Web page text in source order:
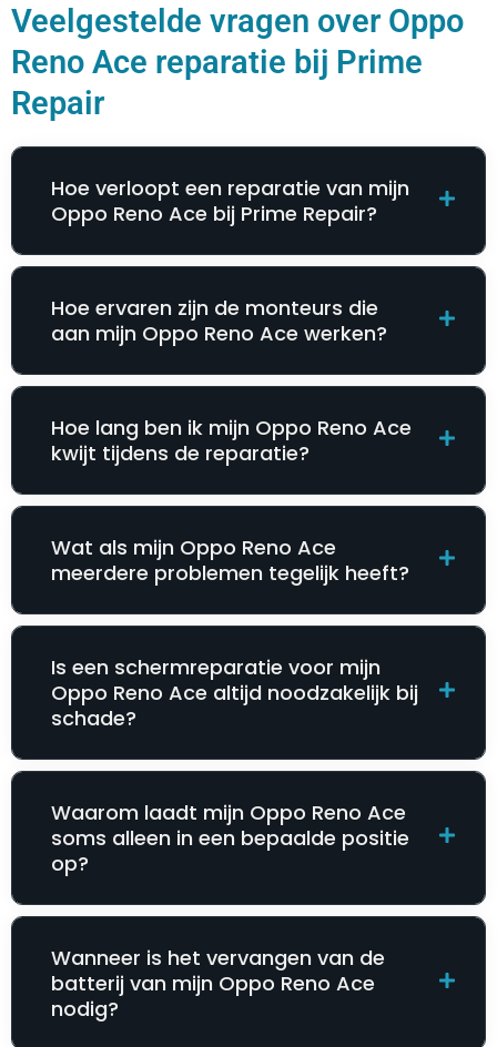
Veelgestelde vragen over Oppo
Reno Ace reparatie bij Prime
Repair
Hoe verloopt een reparatie van mijn
Oppo Reno Ace bij Prime Repair?
Hoe ervaren zijn de monteurs die
aan mijn Oppo Reno Ace werken?
Hoe lang ben ik mijn Oppo Reno Ace
kwijt tijdens de reparatie?
Wat als mijn Oppo Reno Ace
meerdere problemen tegelijk heeft?
Is een schermreparatie voor mijn
Oppo Reno Ace altijd noodzakelijk bij
schade?
Waarom laadt mijn Oppo Reno Ace
soms alleen in een bepaalde positie
op?
Wanneer is het vervangen van de
batterij van mijn Oppo Reno Ace
nodig?